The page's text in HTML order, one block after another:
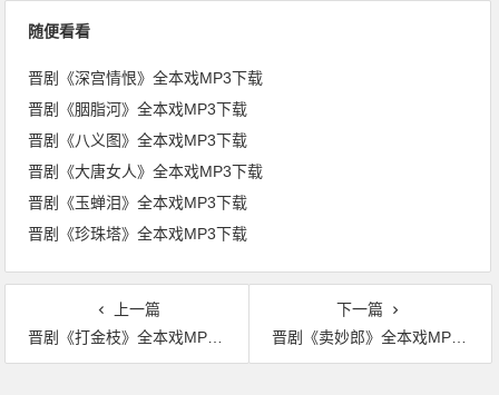
随便看看
晋剧《深宫情恨》全本戏MP3下载
晋剧《胭脂河》全本戏MP3下载
晋剧《八义图》全本戏MP3下载
晋剧《大唐女人》全本戏MP3下载
晋剧《玉蝉泪》全本戏MP3下载
晋剧《珍珠塔》全本戏MP3下载
上一篇
晋剧《打金枝》全本戏MP3下载
下一篇
晋剧《卖妙郎》全本戏MP3下载